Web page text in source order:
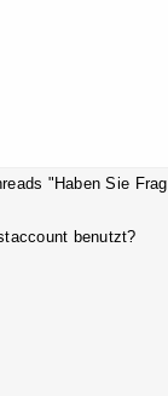
"Haben Sie
benutzt?